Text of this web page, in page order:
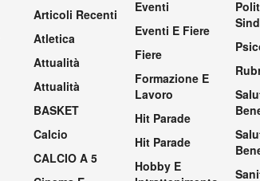
Articoli Recenti
Atletica
Attualità
Attualità
BASKET
Calcio
CALCIO A 5
Eventi
Eventi E Fiere
Fiere
Formazione E
Lavoro
Hit Parade
Hit Parade
Hobby E